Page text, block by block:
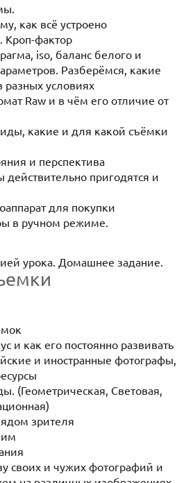
как всё устроено
фактор
iso, баланс белого и
Разберёмся, какие
разных условиях
Raw и в чём его отличие от
какие и для какой съёмки
и перспектива
действительно пригодятся и
для покупки
в ручном режиме.
урока. Домашнее задание.
и как его постоянно развивать
и иностранные фотографы,
(Геометрическая, Световая,
зрителя
своих и чужих фотографий и